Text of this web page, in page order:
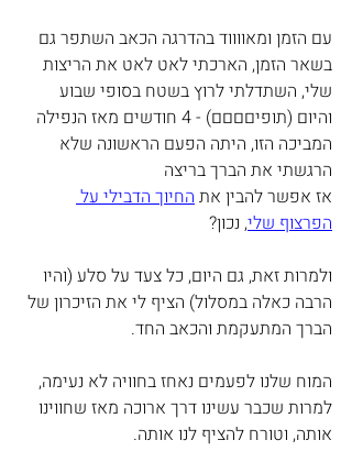
עם הזמן ומאווווד בהדרגה הכאב השתפר גם
בשאר הזמן, הארכתי לאט לאט את הריצות
שלי, השתדלתי לרוץ בשטח בסופי שבוע
והיום (תופיםםםם) - 4 חודשים מאז הנפילה
המביכה הזו, היתה הפעם הראשונה שלא
הרגשתי את הברך בריצה
אז אפשר להבין את החיוך הדבילי על
הפרצוף שלי, נכון?
ולמרות זאת, גם היום, כל צעד על סלע (והיו
הרבה כאלה במסלול) הציף לי את הזיכרון של
הברך המתעקמת והכאב החד.
המוח שלנו לפעמים נאחז בחוויה לא נעימה,
למרות שכבר עשינו דרך ארוכה מאז שחווינו
אותה, וטורח להציף לנו אותה.